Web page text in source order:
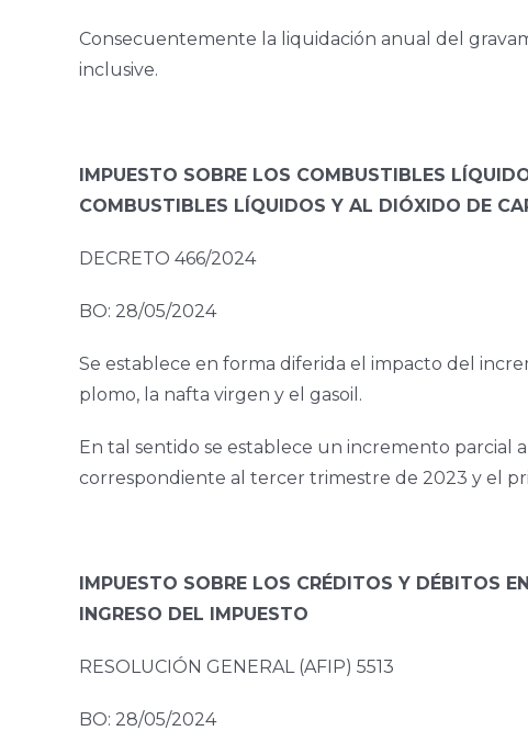
Consecuentemente la liquidación anual del
inclusive.
IMPUESTO SOBRE LOS COMBUSTIBLES
COMBUSTIBLES LÍQUIDOS Y AL DIÓXIDO DE
DECRETO 466/2024
BO: 28/05/2024
Se establece en forma diferida el impacto del
plomo, la nafta virgen y el gasoil.
En tal sentido se establece un incremento parcial
correspondiente al tercer trimestre de 2023 y el
IMPUESTO SOBRE LOS CRÉDITOS Y DÉBITOS
INGRESO DEL IMPUESTO
RESOLUCIÓN GENERAL (AFIP) 5513
BO: 28/05/2024